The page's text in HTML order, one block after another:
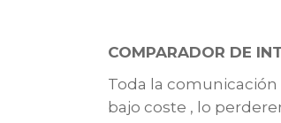
COMPARADOR DE
Toda la comunicación
bajo coste , lo